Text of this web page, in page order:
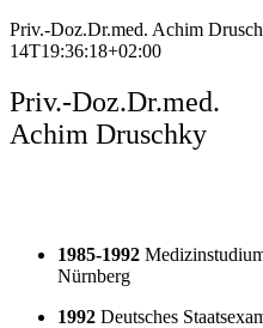
Priv.-Doz.Dr.med. Achim
14T19:36:18+02:00
Priv.-Doz.Dr.med.
Achim Druschky
1985-1992
Nürnberg
1992 Deutsches